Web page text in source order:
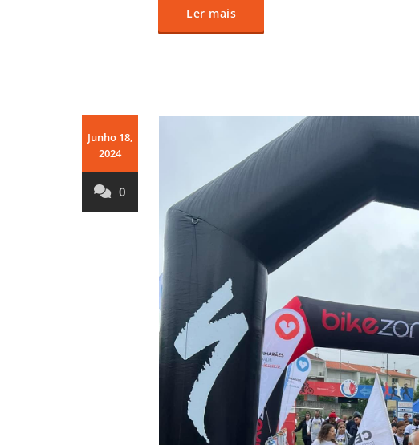
Ler mais
Junho 18,
2024
0